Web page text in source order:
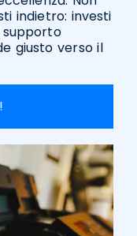
indietro: investi
supporto
giusto verso il